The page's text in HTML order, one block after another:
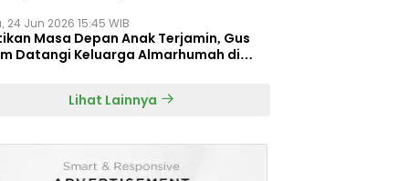
24 Jun 2026 15:45 WIB
Masa Depan Anak Terjamin, Gus
Datangi Keluarga Almarhumah di
Lihat Lainnya